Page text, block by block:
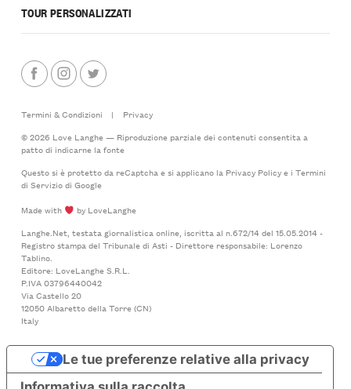
TOUR PERSONALIZZATI
Termini & Condizioni |
Privacy
© 2026 Love Langhe — Riproduzione parziale dei contenuti consentita a
patto di indicarne la fonte
Questo si è protetto da reCaptcha e si applicano la Privacy Policye i Termini
di Serviziodi Google
Made with
by LoveLanghe
Langhe.Net, testata giornalistica online, iscritta al n.672/14 del 15.05.2014 -
Registro stampa del Tribunale di Asti - Direttore responsabile: Lorenzo
Tablino.
Editore: LoveLanghe S.R.L.
P.IVA 03796440042
Via Castello 20
12050 Albaretto della Torre (CN)
Italy
Le tue preferenze relative alla privacy